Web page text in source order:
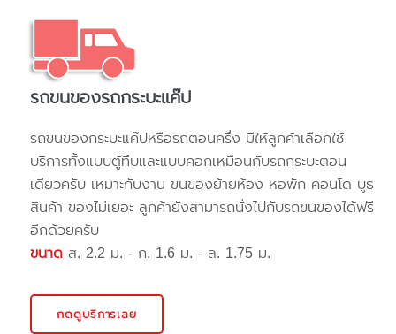
รถขนของรถกระบะแค๊ป
รถขนของกระบะแค๊ปหรือรถตอนครึ่ง มีให้ลูกค้าเลือกใช้
บริการทั้งแบบตู้ทึบและแบบคอกเหมือนกับรถกระบะตอน
เดียวครับ เหมาะกับงาน ขนของย้ายห้อง หอพัก คอนโด บูธ
สินค้า ของไม่เยอะ ลูกค้ายังสามารถนั่งไปกับรถขนของได้ฟรี
อีกด้วยครับ
ขนาด ส. 2.2 ม. - ก. 1.6 ม. - ล. 1.75 ม.
กดดูบริการเลย